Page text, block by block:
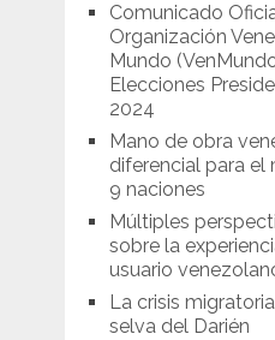
Comunicado
Organización
Mundo
Elecciones
2024
Mano de obra
diferencial para
9 naciones
Múltiples
sobre la
usuario
La crisis
selva del Darién